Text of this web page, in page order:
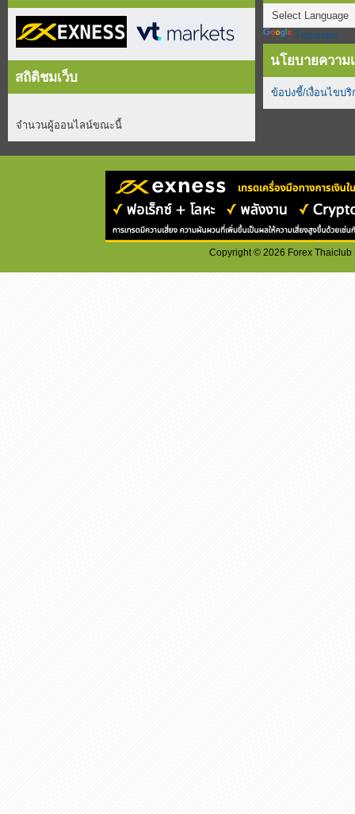
สถิติชมเว็บ
จำนวนผู้ออนไลน์ขณะนี้
Translate
นโยบายความ
ข้อบ่งชี้/เงื่อนไขบริ
Copyright ©2026 Forex Thaiclub